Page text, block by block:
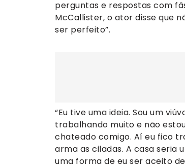
perguntas e respostas com
McCallister, o ator disse que
ser perfeito”.
“Eu tive uma ideia. Sou um
trabalhando muito e não
chateado comigo. Aí eu fico
arma as ciladas. A casa seria
uma forma de eu ser aceito